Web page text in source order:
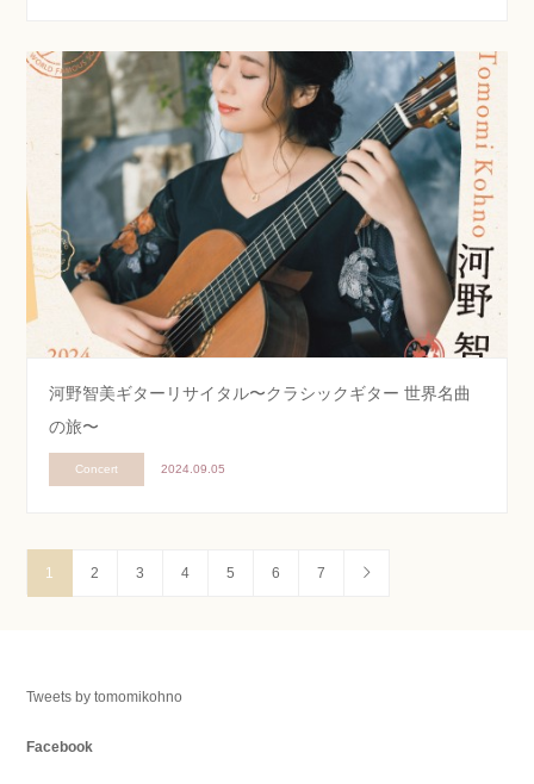
河野智美ギターリサイタル〜クラシックギター 世界名曲
の旅〜
Concert 2024.09.05
1 2 3 4 5 6 7
Tweets by tomomikohno
Facebook